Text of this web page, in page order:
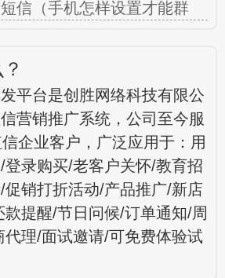
信（手机怎样设置才能群
平台是创胜网络科技有限公
营销推广系统，公司至今服
企业客户，广泛应用于：用
登录购买/老客户关怀/教育招
销打折活动/产品推广/新店
提醒/节日问候/订单通知/周
代理/面试邀请/可免费体验试